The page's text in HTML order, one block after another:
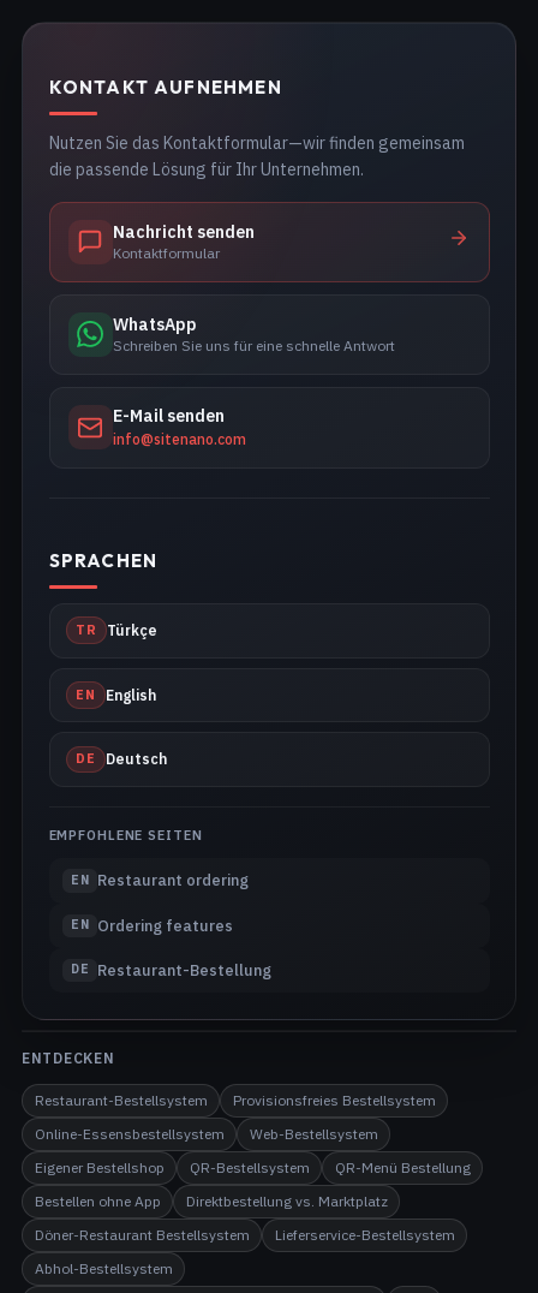
KONTAKT AUFNEHMEN
Nutzen Sie das Kontaktformular—wir finden gemeinsam
die passende Lösung für Ihr Unternehmen.
Nachricht senden
Kontaktformular
WhatsApp
Schreiben Sie uns für eine schnelle Antwort
E-Mail senden
info@sitenano.com
SPRACHEN
TR Türkçe
EN English
DE Deutsch
EMPFOHLENE SEITEN
EN Restaurant ordering
EN Ordering features
DE Restaurant-Bestellung
ENTDECKEN
Restaurant-Bestellsystem
Provisionsfreies Bestellsystem
Online-Essensbestellsystem
Web-Bestellsystem
Eigener Bestellshop
QR-Bestellsystem
QR-Menü Bestellung
Bestellen ohne App
Direktbestellung vs. Marktplatz
Döner-Restaurant Bestellsystem
Lieferservice-Bestellsystem
Abhol-Bestellsystem